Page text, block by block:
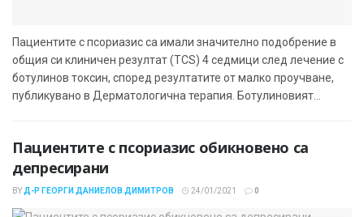
Пациентите с псориазис са имали значително подобрение в
общия си клиничен резултат (TCS) 4 седмици след лечение с
ботулинов токсин, според резултатите от малко проучване,
публикувано в Дерматологична терапия. Ботулиновият...
Пациентите с псориазис обикновено са
депресирани
BY Д-Р ГЕОРГИ ДАНИЕЛОВ ДИМИТРОВ 24/01/2021 0